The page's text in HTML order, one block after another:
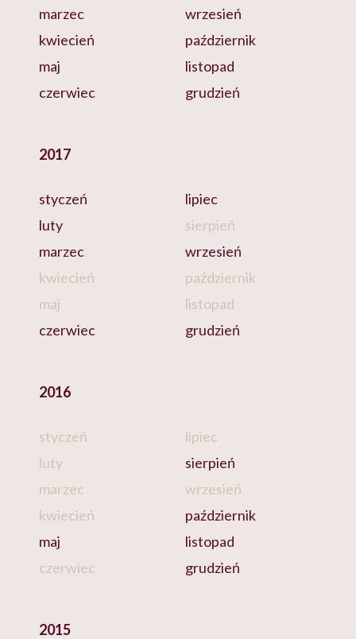
marzec
kwiecień
maj
czerwiec
wrzesień
październik
listopad
grudzień
2017
styczeń
luty
marzec
kwiecień
maj
czerwiec
lipiec
sierpień
wrzesień
październik
listopad
grudzień
2016
styczeń
luty
marzec
kwiecień
maj
czerwiec
lipiec
sierpień
wrzesień
październik
listopad
grudzień
2015